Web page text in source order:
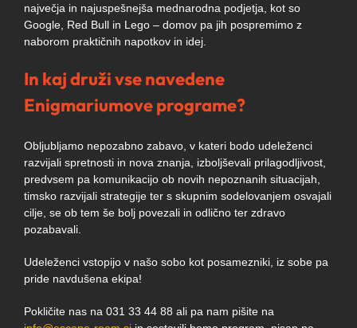
največja in najuspešnejša mednarodna podjetja, kot so
Google, Red Bull in Lego – domov pa jih pospremimo z
naborom praktičnih napotkov in idej.
In kaj druži vse navedene
Enigmariumove programe?
Obljubljamo nepozabno zabavo, v kateri bodo udeleženci
razvijali spretnosti in nova znanja, izboljševali prilagodljivost,
predvsem pa komunikacijo ob novih nepoznanih situacijah,
timsko razvijali strategije ter s skupnim sodelovanjem osvajali
cilje, se ob tem še bolj povezali in odlično ter zdravo
pozabavali.
Udeleženci vstopijo v našo sobo kot posamezniki, iz sobe pa
pride navdušena ekipa!
Pokličite nas na 031 33 44 88 ali pa nam pišite na